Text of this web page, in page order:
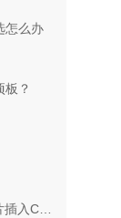
怎么办
？
如何把一定比例的图片插入CAD中？